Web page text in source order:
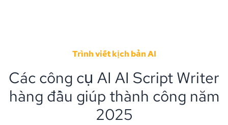
Trình viết kịch bản AI
Các công cụ AI AI Script Writer
hàng đầu giúp thành công năm
2025